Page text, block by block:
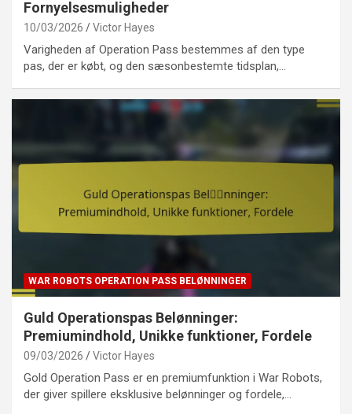
Fornyelsesmuligheder
10/03/2026 Victor Hayes
Varigheden af Operation Pass bestemmes af den type
pas, der er købt, og den sæsonbestemte tidsplan,…
WAR ROBOTS OPERATION PASS BELØNNINGER
Guld Operationspas Belønninger:
Premiumindhold, Unikke funktioner, Fordele
09/03/2026 Victor Hayes
Gold Operation Pass er en premiumfunktion i War Robots,
der giver spillere eksklusive belønninger og fordele,…